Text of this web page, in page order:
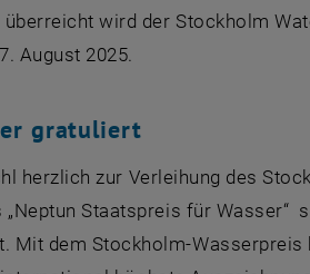
wird der Stockholm
August 2025.
gratuliert
herzlich zur Verleihung des
Staatspreis für Wasser“
Mit dem Stockholm-